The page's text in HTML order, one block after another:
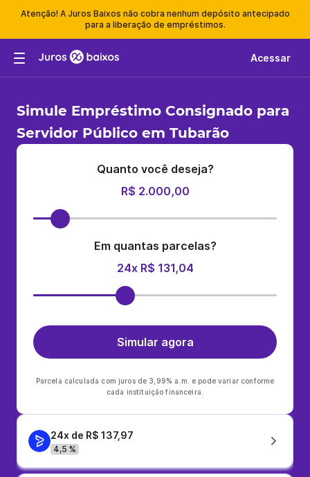
Atenção! A Juros Baixos não cobra nenhum depósito antecipado
para a liberação de empréstimos.
Acessar
Simule Empréstimo Consignado para
Servidor Público em Tubarão
Quanto você deseja?
R$ 2.000,00
Em quantas parcelas?
24x R$ 131,04
Simular agora
Parcela calculada com juros de 3,99% a.m. e pode variar conforme
cada instituição financeira.
24x de R$ 137,97
4,5 %